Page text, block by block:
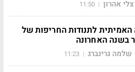
צלי אהרון |
11:50
לתנודות החריפות של
בשנה האחרונה
שלמה גרינברג |
11:23